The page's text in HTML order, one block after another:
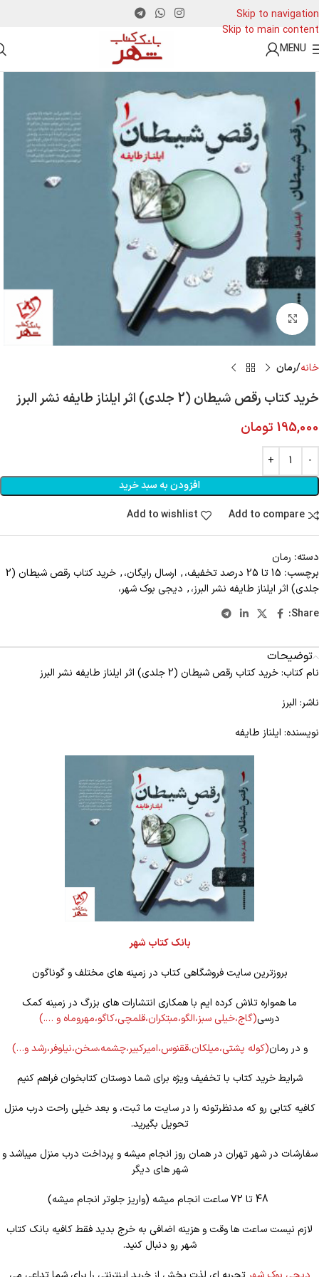
Skip to navigation
Skip to main content
MENU
Click to enlarge
خانه رمان
خرید کتاب رقص شیطان (2 جلدی) اثر ایلناز طایفه نشر البرز
195,000 تومان
افزودن به سبد خرید
Add to compare
Add to wishlist
دسته: رمان
برچسب: 15 تا 25 درصد تخفیف، , ارسال رایگان،,
خرید کتاب رقص شیطان (2
جلدی) اثر ایلناز طایفه نشر البرز،, دیجی بوک شهر،
Share:
توضیحات
نام کتاب: خرید کتاب رقص شیطان (2 جلدی) اثر ایلناز طایفه نشر البرز
ناشر: البرز
نویسنده: ایلناز طایفه
بانک کتاب شهر
بروزترین سایت فروشگاهی کتاب در زمینه های مختلف و گوناگون
ما همواره تلاش کرده ایم با همکاری انتشارات های بزرگ در زمینه کمک
درسی(گاج،خیلی سبز،الگو،مبتکران،قلمچی،کاگو،مهروماه و ….)
و در رمان(کوله پشتی،میلکان،ققنوس،امیرکبیر،چشمه،سخن،نیلوفر،رشد و…)
شرایط خرید کتاب با تخفیف ویژه برای شما دوستان کتابخوان فراهم کنیم
کافیه کتابی رو که مدنظرتونه را در سایت ما ثبت، و بعد خیلی راحت درب منزل
تحویل بگیرید.
سفارشات در شهر تهران در همان روز انجام میشه و پرداخت درب منزل میباشد و
شهر های دیگر
لازم نیست ساعت ها وقت و هزینه اضافی به خرج بدید فقط کافیه بانک کتاب
شهر رو دنبال کنید.